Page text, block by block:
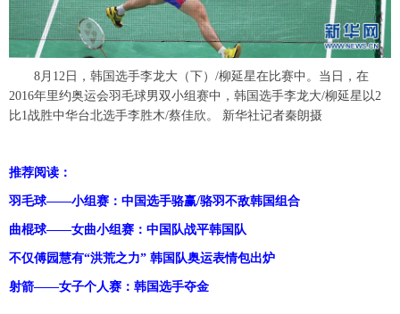
8月12日，韩国选手李龙大（下）/柳延星在比赛中。当日，在
2016年里约奥运会羽毛球男双小组赛中，韩国选手李龙大/柳延星以2
比1战胜中华台北选手李胜木/蔡佳欣。 新华社记者秦朗摄
推荐阅读：
羽毛球——小组赛：中国选手骆赢/骆羽不敌韩国组合
曲棍球——女曲小组赛：中国队战平韩国队
不仅傅园慧有“洪荒之力” 韩国队奥运表情包出炉
射箭——女子个人赛：韩国选手夺金